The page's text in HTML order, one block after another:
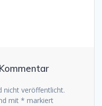
nicht veröffentlicht.
mit * markiert